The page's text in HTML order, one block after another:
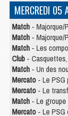
MERCREDI 05
Match - Majorque/
Match - Majorque/
Match - Les
Club - Casquettes,
Match - Un des
Mercato - Le PSG
Mercato - Le
Match - Le groupe
Mercato - Le PSG